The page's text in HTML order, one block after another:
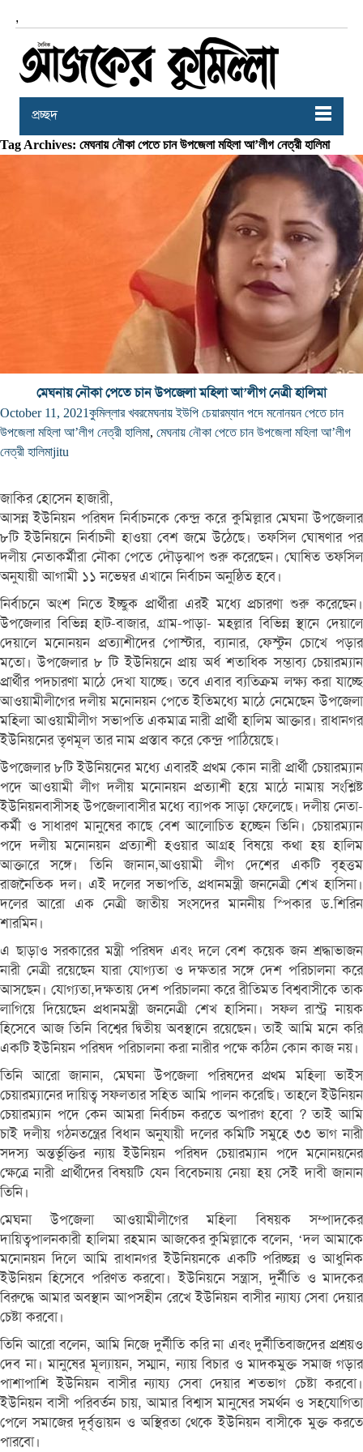
,
প্রচ্ছদ
Tag Archives: মেঘনায় নৌকা পেতে চান উপজেলা মহিলা আ’লীগ নেত্রী হালিমা
মেঘনায় নৌকা পেতে চান উপজেলা মহিলা আ’লীগ নেত্রী হালিমা
October 11, 2021কুমিল্লার খবরমেঘনায় ইউপি চেয়ারম্যান পদে মনোনয়ন পেতে চান
উপজেলা মহিলা আ’লীগ নেত্রী হালিমা, মেঘনায় নৌকা পেতে চান উপজেলা মহিলা আ’লীগ
নেত্রী হালিমাjitu
জাকির হোসেন হাজারী,
আসন্ন ইউনিয়ন পরিষদ নির্বাচনকে কেন্দ্র করে কুমিল্লার মেঘনা উপজেলার
৮টি ইউনিয়নে নির্বাচনী হাওয়া বেশ জমে উঠেছে। তফসিল ঘোষণার পর
দলীয় নেতাকর্মীরা নৌকা পেতে দৌড়ঝাপ শুরু করেছেন। ঘোষিত তফসিল
অনুযায়ী আগামী ১১ নভেম্বর এখানে নির্বাচন অনুষ্ঠিত হবে।
নির্বাচনে অংশ নিতে ইচ্ছুক প্রার্থীরা এরই মধ্যে প্রচারণা শুরু করেছেন।
উপজেলার বিভিন্ন হাট-বাজার, গ্রাম-পাড়া- মহল্লার বিভিন্ন স্থানে দেয়ালে
দেয়ালে মনোনয়ন প্রত্যাশীদের পোস্টার, ব্যানার, ফেস্টুন চোখে পড়ার
মতো। উপজেলার ৮ টি ইউনিয়নে প্রায় অর্ধ শতাধিক সম্ভাব্য চেয়ারম্যান
প্রার্থীর পদচারণা মাঠে দেখা যাচ্ছে। তবে এবার ব্যতিক্রম লক্ষ্য করা যাচ্ছে
আওয়ামীলীগের দলীয় মনোনয়ন পেতে ইতিমধ্যে মাঠে নেমেছেন উপজেলা
মহিলা আওয়ামীলীগ সভাপতি একমাত্র নারী প্রার্থী হালিম আক্তার। রাধানগর
ইউনিয়নের তৃণমূল তার নাম প্রস্তাব করে কেন্দ্র পাঠিয়েছে।
উপজেলার ৮টি ইউনিয়নের মধ্যে এবারই প্রথম কোন নারী প্রার্থী চেয়ারম্যান
পদে আওয়ামী লীগ দলীয় মনোনয়ন প্রত্যাশী হয়ে মাঠে নামায় সংশ্লিষ্ট
ইউনিয়নবাসীসহ উপজেলাবাসীর মধ্যে ব্যাপক সাড়া ফেলেছে। দলীয় নেতা-
কর্মী ও সাধারণ মানুষের কাছে বেশ আলোচিত হচ্ছেন তিনি। চেয়ারম্যান
পদে দলীয় মনোনয়ন প্রত্যাশী হওয়ার আগ্রহ বিষয়ে কথা হয় হালিম
আক্তারে সঙ্গে। তিনি জানান,আওয়ামী লীগ দেশের একটি বৃহত্তম
রাজনৈতিক দল। এই দলের সভাপতি, প্রধানমন্ত্রী জননেত্রী শেখ হাসিনা।
দলের আরো এক নেত্রী জাতীয় সংসদের মাননীয় স্পিকার ড.শিরিন
শারমিন।
এ ছাড়াও সরকারের মন্ত্রী পরিষদ এবং দলে বেশ কয়েক জন শ্রদ্ধাভাজন
নারী নেত্রী রয়েছেন যারা যোগ্যতা ও দক্ষতার সঙ্গে দেশ পরিচালনা করে
আসছেন। যোগ্যতা,দক্ষতায় দেশ পরিচালনা করে রীতিমত বিশ্ববাসীকে তাক
লাগিয়ে দিয়েছেন প্রধানমন্ত্রী জননেত্রী শেখ হাসিনা। সফল রাস্ট্র নায়ক
হিসেবে আজ তিনি বিশ্বের দ্বিতীয় অবস্থানে রয়েছেন। তাই আমি মনে করি
একটি ইউনিয়ন পরিষদ পরিচালনা করা নারীর পক্ষে কঠিন কোন কাজ নয়।
তিনি আরো জানান, মেঘনা উপজেলা পরিষদের প্রথম মহিলা ভাইস
চেয়ারম্যানের দায়িত্ব সফলতার সহিত আমি পালন করেছি। তাহলে ইউনিয়ন
চেয়ারম্যান পদে কেন আমরা নির্বাচন করতে অপারগ হবো ? তাই আমি
চাই দলীয় গঠনতন্ত্রের বিধান অনুযায়ী দলের কমিটি সমুহে ৩৩ ভাগ নারী
সদস্য অন্তর্ভূক্তির ন্যায় ইউনিয়ন পরিষদ চেয়ারম্যান পদে মনোনয়নের
ক্ষেত্রে নারী প্রার্থীদের বিষয়টি যেন বিবেচনায় নেয়া হয় সেই দাবী জানান
তিনি।
মেঘনা উপজেলা আওয়ামীলীগের মহিলা বিষয়ক সম্পাদকের
দায়িত্বপালনকারী হালিমা রহমান আজকের কুমিল্লাকে বলেন, ‘দল আমাকে
মনোনয়ন দিলে আমি রাধানগর ইউনিয়নকে একটি পরিচ্ছন্ন ও আধুনিক
ইউনিয়ন হিসেবে পরিণত করবো। ইউনিয়নে সন্ত্রাস, দুর্নীতি ও মাদকের
বিরুদ্ধে আমার অবস্থান আপসহীন রেখে ইউনিয়ন বাসীর ন্যায্য সেবা দেয়ার
চেষ্টা করবো।
তিনি আরো বলেন, আমি নিজে দুর্নীতি করি না এবং দুর্নীতিবাজদের প্রশ্রয়ও
দেব না। মানুষের মূল্যায়ন, সম্মান, ন্যায় বিচার ও মাদকমুক্ত সমাজ গড়ার
পাশাপাশি ইউনিয়ন বাসীর ন্যায্য সেবা দেয়ার শতভাগ চেষ্টা করবো।
ইউনিয়ন বাসী পরিবর্তন চায়, আমার বিশ্বাস মানুষের সমর্থন ও সহযোগিতা
পেলে সমাজের দূর্বৃত্তায়ন ও অস্থিরতা থেকে ইউনিয়ন বাসীকে মুক্ত করতে
পারবো।